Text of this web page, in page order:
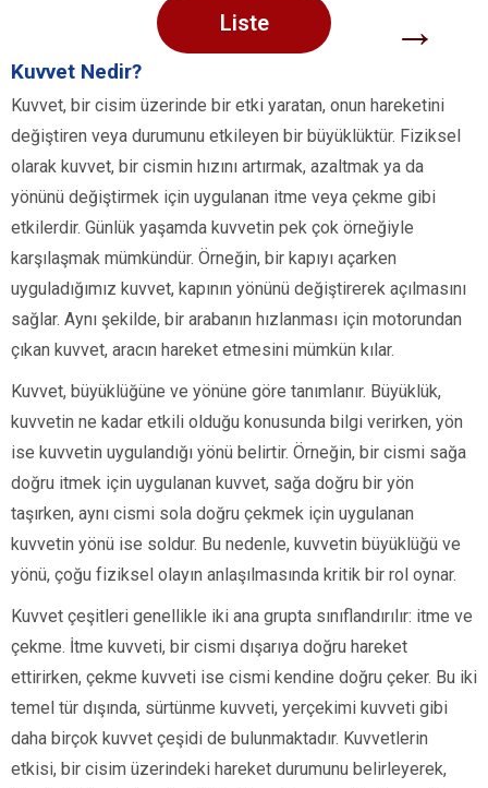
Liste →
Kuvvet Nedir?
Kuvvet, bir cisim üzerinde bir etki yaratan, onun hareketini
değiştiren veya durumunu etkileyen bir büyüklüktür. Fiziksel
olarak kuvvet, bir cismin hızını artırmak, azaltmak ya da
yönünü değiştirmek için uygulanan itme veya çekme gibi
etkilerdir. Günlük yaşamda kuvvetin pek çok örneğiyle
karşılaşmak mümkündür. Örneğin, bir kapıyı açarken
uyguladığımız kuvvet, kapının yönünü değiştirerek açılmasını
sağlar. Aynı şekilde, bir arabanın hızlanması için motorundan
çıkan kuvvet, aracın hareket etmesini mümkün kılar.
Kuvvet, büyüklüğüne ve yönüne göre tanımlanır. Büyüklük,
kuvvetin ne kadar etkili olduğu konusunda bilgi verirken, yön
ise kuvvetin uygulandığı yönü belirtir. Örneğin, bir cismi sağa
doğru itmek için uygulanan kuvvet, sağa doğru bir yön
taşırken, aynı cismi sola doğru çekmek için uygulanan
kuvvetin yönü ise soldur. Bu nedenle, kuvvetin büyüklüğü ve
yönü, çoğu fiziksel olayın anlaşılmasında kritik bir rol oynar.
Kuvvet çeşitleri genellikle iki ana grupta sınıflandırılır: itme ve
çekme. İtme kuvveti, bir cismi dışarıya doğru hareket
ettirirken, çekme kuvveti ise cismi kendine doğru çeker. Bu iki
temel tür dışında, sürtünme kuvveti, yerçekimi kuvveti gibi
daha birçok kuvvet çeşidi de bulunmaktadır. Kuvvetlerin
etkisi, bir cisim üzerindeki hareket durumunu belirleyerek,